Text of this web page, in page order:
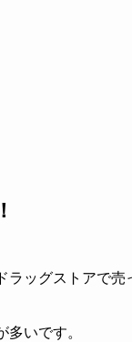
ッグストアで売
いです。